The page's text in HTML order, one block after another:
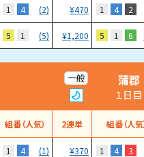
1 4 (2) ¥470 1 4 2
5 1 (5) ¥1,200 5 1 6
一般 蒲郡
１日目
組番（人気） 2連単 組番（人気
1 4 (1) ¥370 1 4 3